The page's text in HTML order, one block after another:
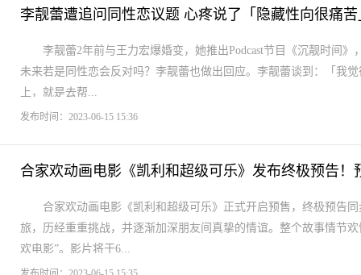
李靓蕾遭追问同性恋议题 心疼说了「隐藏性向很痛苦
李靓蕾2年前与王力宏爆婚变，她推出Podcast节目《沉靓时间
未来若是同性恋会反对吗？李靓蕾也做出回应。李靓蕾谈到：「我
上，就是去帮...
发布时间：2023-06-15 15:36
合家欢动画电影《凯利和超级可乐》发布终极预告！
合家欢动画电影《凯利和超级可乐》正式开启预售，终极预告
旅，历经重重挑战，并逐渐加深朋友间真挚的情谊。整个故事情节
欢电影”。影片将于6...